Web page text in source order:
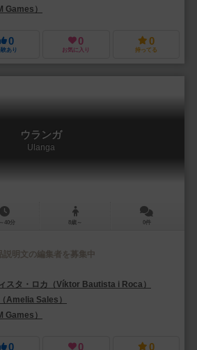
Games）
0
あり
0
お気に入り
0
持ってる
ウランガ
Ulanga
40分 8歳～ 0件
説明文の編集者を募集中
スタ・ロカ（Víktor Bautista i Roca）
Amelia Sales）
Games）
0 0 0